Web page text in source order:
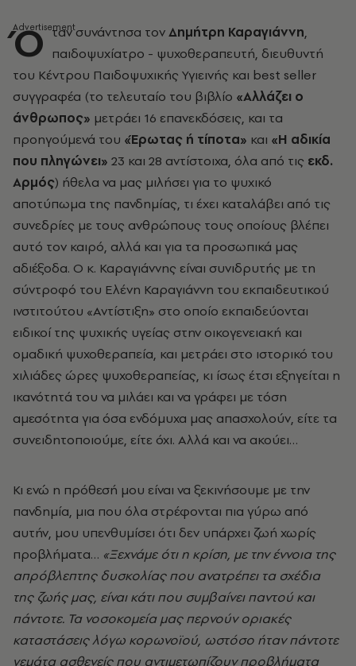
Ό ταν συνάντησα τονΔημήτρη Καραγιάννη,
παιδοψυχίατρο - ψυχοθεραπευτή, διευθυντή
του Κέντρου Παιδοψυχικής Υγιεινής και best seller
συγγραφέα (το τελευταίο του βιβλίο «Αλλάζει ο
άνθρωπος» μετράει 16 επανεκδόσεις, και τα
προηγούμενά του «Έρωτας ή τίποτα» και «Η αδικία
που πληγώνει» 23 και 28 αντίστοιχα, όλα από τις εκδ.
Αρμός) ήθελα να μας μιλήσει για το ψυχικό
αποτύπωμα της πανδημίας, τι έχει καταλάβει από τις
συνεδρίες με τους ανθρώπους τους οποίους βλέπει
αυτό τον καιρό, αλλά και για τα προσωπικά μας
αδιέξοδα. Ο κ. Καραγιάννης είναι συνιδρυτής με τη
σύντροφό του Ελένη Καραγιάννη του εκπαιδευτικού
ινστιτούτου «Αντίστιξη» στο οποίο εκπαιδεύονται
ειδικοί της ψυχικής υγείας στην οικογενειακή και
ομαδική ψυχοθεραπεία, και μετράει στο ιστορικό του
χιλιάδες ώρες ψυχοθεραπείας, κι ίσως έτσι εξηγείται η
ικανότητά του να μιλάει και να γράφει με τόση
αμεσότητα για όσα ενδόμυχα μας απασχολούν, είτε τα
συνειδητοποιούμε, είτε όχι. Αλλά και να ακούει…
Κι ενώ η πρόθεσή μου είναι να ξεκινήσουμε με την
πανδημία, μια που όλα στρέφονται πια γύρω από
αυτήν, μου υπενθυμίσει ότι δεν υπάρχει ζωή χωρίς
προβλήματα… «Ξεχνάμε ότι η κρίση, με την έννοια της
απρόβλεπτης δυσκολίας που ανατρέπει τα σχέδια
της ζωής μας, είναι κάτι που συμβαίνει παντού και
πάντοτε. Τα νοσοκομεία μας περνούν οριακές
καταστάσεις λόγω κορωνοϊού, ωστόσο ήταν πάντοτε
γεμάτα ασθενείς που αντιμετωπίζουν προβλήματα